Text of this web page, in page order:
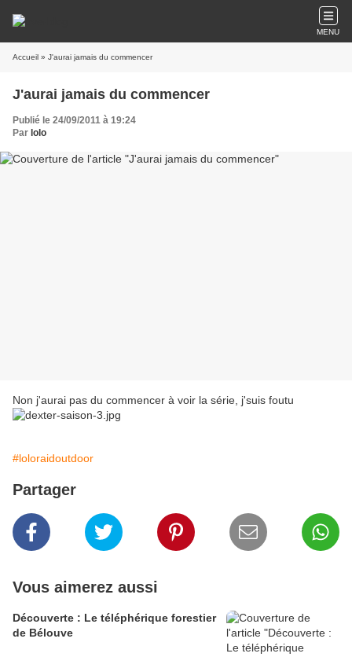
MENU
Accueil » J'aurai jamais du commencer
J'aurai jamais du commencer
Publié le 24/09/2011 à 19:24
Par lolo
Non j'aurai pas du commencer à voir la série, j'suis foutu
#loloraidoutdoor
Partager
Vous aimerez aussi
Découverte : Le téléphérique forestier
de Bélouve